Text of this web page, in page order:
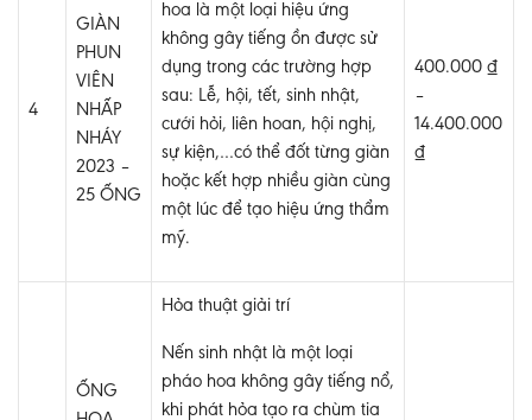
4
GIÀN
PHUN
VIÊN
NHẤP
NHÁY
2023 –
25 ỐNG
hoa là một loại hiệu ứng
không gây tiếng ồn được sử
dụng trong các trường hợp
sau: Lễ, hội, tết, sinh nhật,
cưới hỏi, liên hoan, hội nghị,
sự kiện,…có thể đốt từng giàn
hoặc kết hợp nhiều giàn cùng
một lúc để tạo hiệu ứng thẩm
mỹ.
400.000 ₫
–
14.400.000
₫
ỐNG
Hỏa thuật giải trí
Nến sinh nhật là một loại
pháo hoa không gây tiếng nổ,
khi phát hỏa tạo ra chùm tia